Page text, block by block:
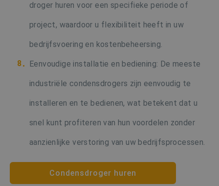
droger huren voor een specifieke periode of
project, waardoor u flexibiliteit heeft in uw
bedrijfsvoering en kostenbeheersing.
Eenvoudige installatie en bediening: De meeste
industriële condensdrogers zijn eenvoudig te
installeren en te bedienen, wat betekent dat u
snel kunt profiteren van hun voordelen zonder
aanzienlijke verstoring van uw bedrijfsprocessen.
Condensdroger huren